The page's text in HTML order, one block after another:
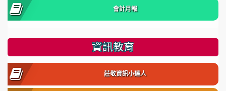
會計月報
資訊教育
莊敬資訊小達人